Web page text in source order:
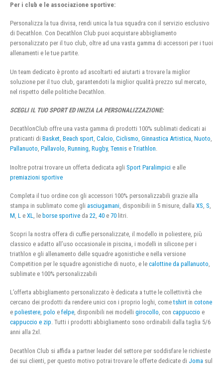
Per i club e le associazione sportive:
Personalizza la tua divisa, rendi unica la tua squadra con il servizio esclusivo
di Decathlon. Con Decathlon Club puoi acquistare abbigliamento
personalizzato per il tuo club, oltre ad una vasta gamma di accessori per i tuoi
allenamenti e le tue partite.
Un team dedicato è pronto ad ascoltarti ed aiutarti a trovare la miglior
soluzione per il tuo club, garantendoti la miglior qualità prezzo sul mercato,
nel rispetto delle politiche Decathlon.
SCEGLI IL TUO SPORT ED INIZIA LA PERSONALIZZAZIONE:
DecathlonClub offre una vasta gamma di prodotti 100% sublimati dedicati ai
praticanti di Basket, Beach sport, Calcio, Ciclismo, Ginnastica Artistica, Nuoto,
Pallanuoto, Pallavolo, Running, Rugby, Tennis e Triathlon.
Inoltre potrai trovare un offerta dedicata agli Sport Paralimpici e alle
premiazioni sportive
Completa il tuo ordine con gli accessori 100% personalizzabili grazie alla
stampa in sublimato come gli asciugamani , disponibili in 5 misure, dalla XS S
M L e XL , le borse sportive da 22 40 e 70 litri.
Scopri la nostra offera di cuffie personalizzate, il modello in poliestere, più
classico e adatto all’uso occasionale in piscina, i modelli in silicone per i
triathlon e gli allenamento delle squadre agonistiche e nella versione
Competition per le squadre agonistiche di nuoto, e le calottine da pallanuoto,
sublimate e 100% personalizzabili
L’offerta abbigliamento personalizzato è dedicata a tutte le collettività che
cercano dei prodotti da rendere unici con i proprio loghi, cometshirt in cotone
e poliestere, polo e felpe, disponibili nei modelli girocollo, con cappuccio e
cappuccio e zip. Tutti i prodotti abbigliamento sono ordinabili dalla taglia 5/6
anni alla 2xl.
Decathlon Club si affida a partner leader del settore per soddisfare le richieste
dei sui clienti, per questo motivo potrai trovare le offerte dedicate di Joma sul